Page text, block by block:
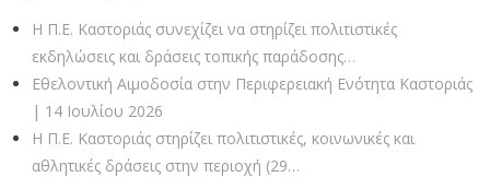
Η Π.Ε. Καστοριάς συνεχίζει να στηρίζει πολιτιστικές
εκδηλώσεις και δράσεις τοπικής παράδοσης…
Εθελοντική Αιμοδοσία στην Περιφερειακή Ενότητα Καστοριάς
| 14 Ιουλίου 2026
Η Π.Ε. Καστοριάς στηρίζει πολιτιστικές, κοινωνικές και
αθλητικές δράσεις στην περιοχή (29…